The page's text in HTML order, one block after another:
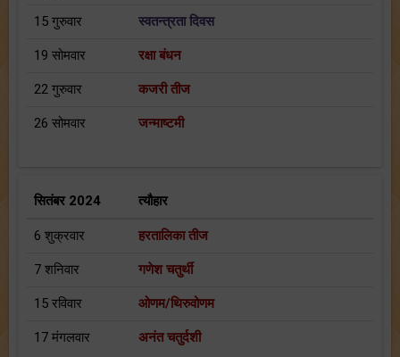
15 गुरुवार स्वतन्त्रता दिवस
19 सोमवार रक्षा बंधन
22 गुरुवार कजरी तीज
26 सोमवार जन्माष्टमी
सितंबर 2024 त्यौहार
6 शुक्रवार हरतालिका तीज
7 शनिवार गणेश चतुर्थी
15 रविवार ओणम/थिरुवोणम
17 मंगलवार अनंत चतुर्दशी